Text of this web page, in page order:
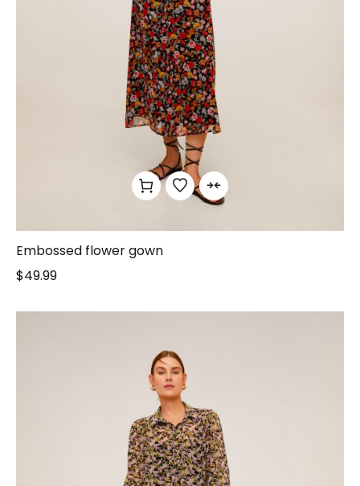
Embossed flower gown
$49.99